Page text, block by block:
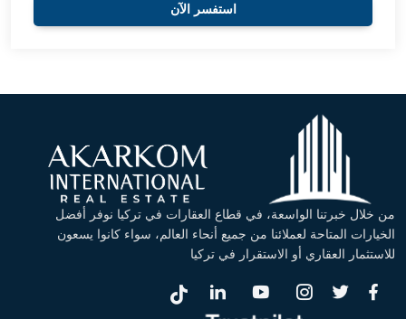
استفسر الآن
من خلال خبرتنا الواسعة، في قطاع العقارات في تركيا نوفر أفضل
الخيارات المتاحة لعملائنا من جميع أنحاء العالم، سواء كانوا يسعون
للاستثمار العقاري أو الاستقرار في تركيا